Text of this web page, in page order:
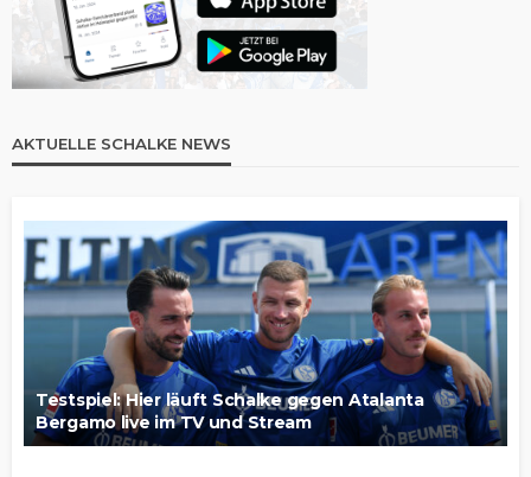
AKTUELLE SCHALKE NEWS
Testspiel: Hier läuft Schalke gegen Atalanta
Bergamo live im TV und Stream